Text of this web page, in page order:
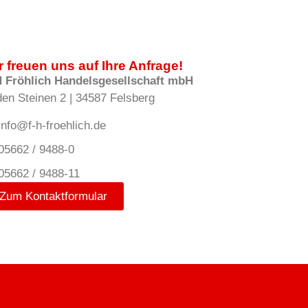
freuen uns auf Ihre Anfrage!
Fröhlich Handelsgesellschaft mbH
Steinen 2 | 34587 Felsberg
h-froehlich.de
/ 9488-0
/ 9488-11
Zum Kontaktformular